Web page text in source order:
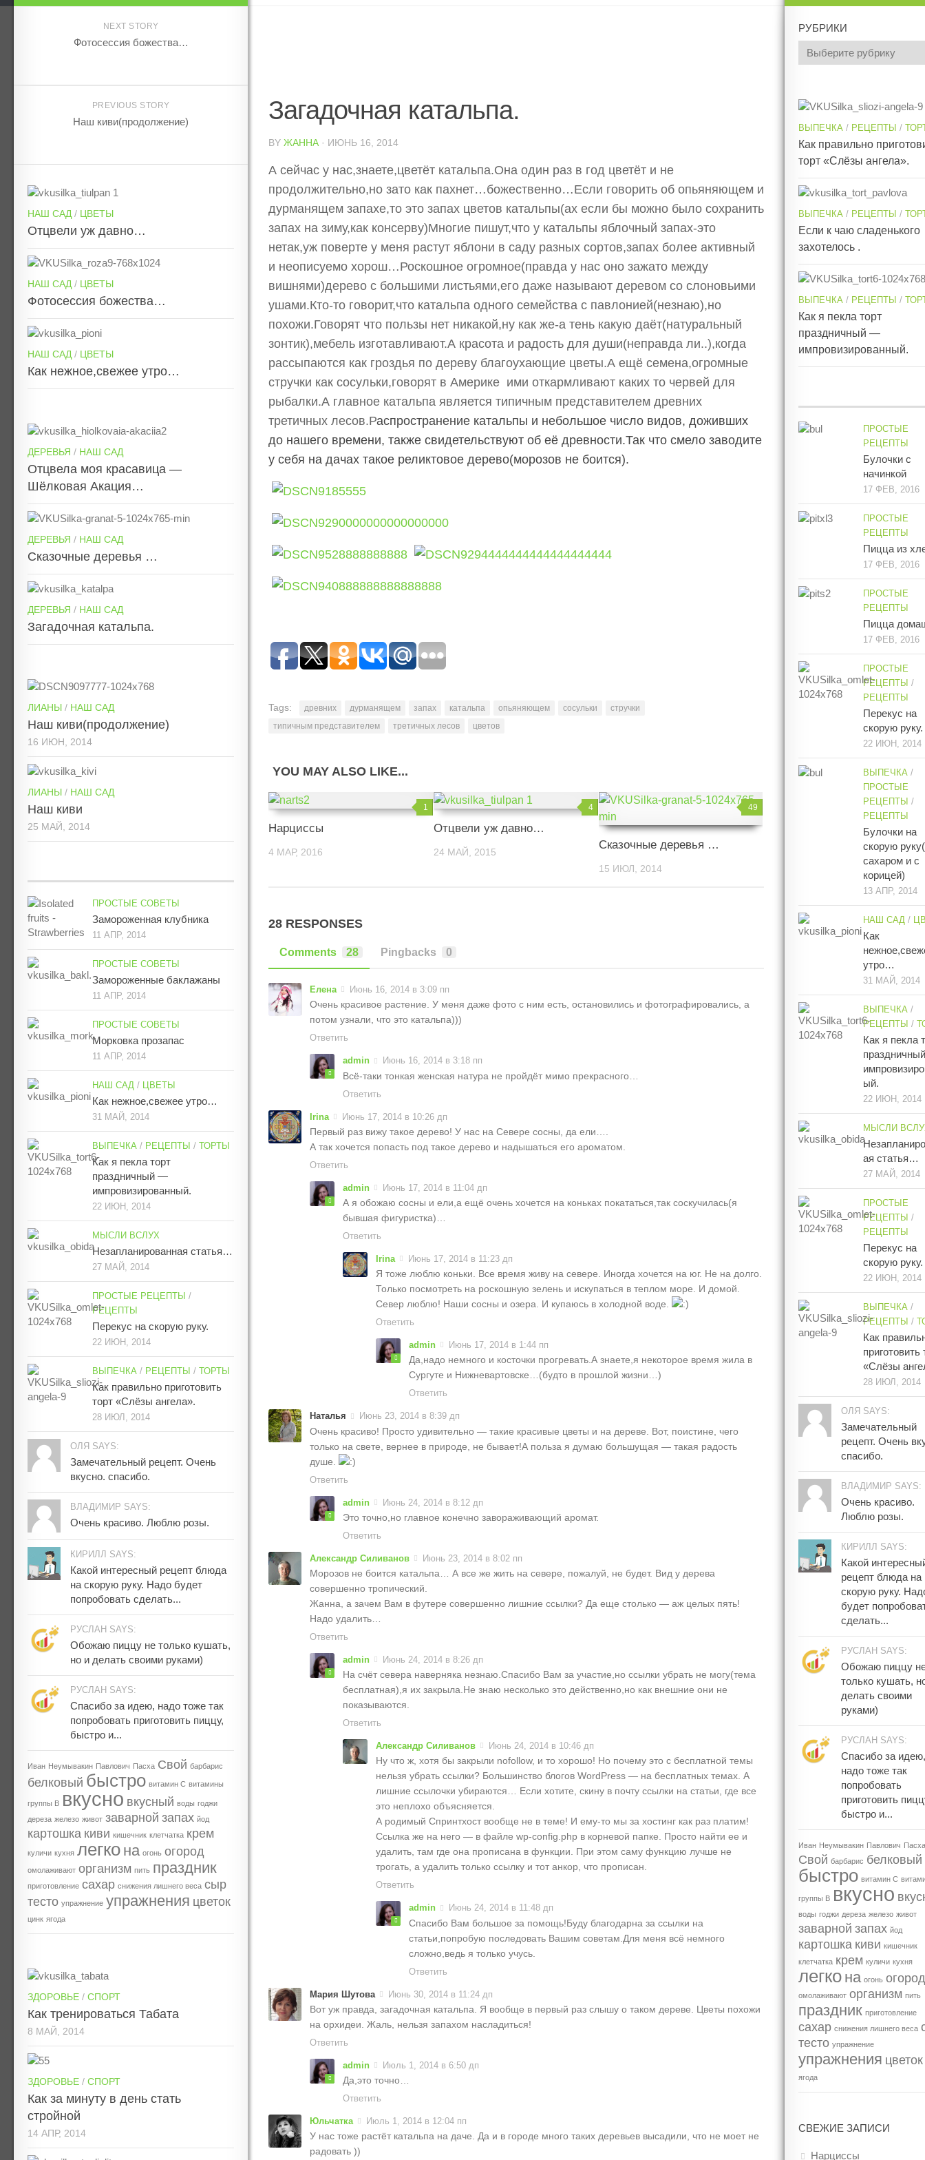
Загадочная катальпа.
BY ЖАННА · ИЮНЬ 16, 2014
А сейчас у нас,знаете,цветёт катальпа.Она один раз в год цветёт и не
продолжительно,но зато как пахнет…божественно…Если говорить об опьяняющем и
дурманящем запахе,то это запах цветов катальпы(ах если бы можно было сохранить
запах на зиму,как консерву)Многие пишут,что у катальпы яблочный запах-это
нетак,уж поверте у меня растут яблони в саду разных сортов,запах более активный
и неописуемо хорош…Роскошное огромное(правда у нас оно зажато между
вишнями)дерево с большими листьями,его даже называют деревом со слоновьими
ушами.Кто-то говорит,что катальпа одного семейства с павлонией(незнаю),но
похожи.Говорят что пользы нет никакой,ну как же-а тень какую даёт(натуральный
зонтик),мебель изготавливают.А красота и радость для души(неправда ли..),когда
рассыпаются как гроздья по дереву благоухающие цветы.А ещё семена,огромные
стручки как сосульки,говорят в Америке ими откармливают каких то червей для
рыбалки.А главное катальпа является типичным представителем древних
третичных лесов.Распространение катальпы и небольшое число видов, доживших
до нашего времени, также свидетельствуют об её древности.Так что смело заводите
у себя на дачах такое реликтовое дерево(морозов не боится).
Tags: древних дурманящем запах катальпа опьяняющем сосульки
стручки
типичным представителем
третичных лесов цветов
YOU MAY ALSO LIKE...
1
Нарциссы
4 МАР, 2016
4
Отцвели уж давно…
24 МАЙ, 2015
49
Сказочные деревья …
15 ИЮЛ, 2014
28 RESPONSES
Comments 28 Pingbacks 0
Елена Июнь 16, 2014 в 3:09 пп
Очень красивое растение. У меня даже фото с ним есть, остановились и фотографировались, а
потом узнали, что это катальпа)))
Ответить
admin Июнь 16, 2014 в 3:18 пп
Всё-таки тонкая женская натура не пройдёт мимо прекрасного…
Ответить
Irina Июнь 17, 2014 в 10:26 дп
Первый раз вижу такое дерево! У нас на Севере сосны, да ели….
А так хочется попасть под такое дерево и надышаться его ароматом.
Ответить
admin Июнь 17, 2014 в 11:04 дп
А я обожаю сосны и ели,а ещё очень хочется на коньках покататься,так соскучилась(я
бывшая фигуристка)…
Ответить
Irina Июнь 17, 2014 в 11:23 дп
Я тоже люблю коньки. Все время живу на севере. Иногда хочется на юг. Не на долго.
Только посмотреть на роскошную зелень и искупаться в теплом море. И домой.
Север люблю! Наши сосны и озера. И купаюсь в холодной воде.
Ответить
admin Июнь 17, 2014 в 1:44 пп
Да,надо немного и косточки прогревать.А знаете,я некоторое время жила в
Сургуте и Нижневартовске…(будто в прошлой жизни…)
Ответить
Наталья Июнь 23, 2014 в 8:39 дп
Очень красиво! Просто удивительно — такие красивые цветы и на дереве. Вот, поистине, чего
только на свете, вернее в природе, не бывает!А польза я думаю большущая — такая радость
душе.
Ответить
admin Июнь 24, 2014 в 8:12 дп
Это точно,но главное конечно завораживающий аромат.
Ответить
Александр Силиванов Июнь 23, 2014 в 8:02 пп
Морозов не боится катальпа… А все же жить на севере, пожалуй, не будет. Вид у дерева
совершенно тропический.
Жанна, а зачем Вам в футере совершенно лишние ссылки? Да еще столько — аж целых пять!
Надо удалить…
Ответить
admin Июнь 24, 2014 в 8:26 дп
На счёт севера наверняка незнаю.Спасибо Вам за участие,но ссылки убрать не могу(тема
бесплатная),я их закрыла.Не знаю несколько это действенно,но как внешние они не
показываются.
Ответить
Александр Силиванов Июнь 24, 2014 в 10:46 дп
Ну что ж, хотя бы закрыли nofollow, и то хорошо! Но почему это с бесплатной темы
нельзя убрать ссылки? Большинство блогов WordPress — на бесплатных темах. А
лишние ссылочки убираются… Если хотите, скину в почту ссылки на статьи, где все
это неплохо объясняется.
А родимый Спринтхост вообще не в теме! И ему-то мы за хостинг как раз платим!
Ссылка же на него — в файле wp-config.php в корневой папке. Просто найти ее и
удалить, там где она прописана в функции. При этом саму функцию лучше не
трогать, а удалить только ссылку и тот анкор, что прописан.
Ответить
admin Июнь 24, 2014 в 11:48 дп
Спасибо Вам большое за помощь!Буду благодарна за ссылки на
статьи,попробую последовать Вашим советам.Для меня всё немного
сложно,ведь я только учусь.
Ответить
Мария Шутова Июнь 30, 2014 в 11:24 дп
Вот уж правда, загадочная катальпа. Я вообще в первый раз слышу о таком дереве. Цветы похожи
на орхидеи. Жаль, нельзя запахом насладиться!
Ответить
admin Июль 1, 2014 в 6:50 дп
Да,это точно…
Ответить
Юльчатка Июль 1, 2014 в 12:04 пп
У нас тоже растёт катальпа на даче. Да и в городе много таких деревьев высадили, что не моет не
радовать ))
NEXT STORY
Фотосессия божества…
PREVIOUS STORY
Наш киви(продолжение)
НАШ САД / ЦВЕТЫ
Отцвели уж давно…
НАШ САД / ЦВЕТЫ
Фотосессия божества…
НАШ САД / ЦВЕТЫ
Как нежное,свежее утро…
ДЕРЕВЬЯ / НАШ САД
Отцвела моя красавица —
Шёлковая Акация…
ДЕРЕВЬЯ / НАШ САД
Сказочные деревья …
ДЕРЕВЬЯ / НАШ САД
Загадочная катальпа.
ЛИАНЫ / НАШ САД
Наш киви(продолжение)
16 ИЮН, 2014
ЛИАНЫ / НАШ САД
Наш киви
25 МАЙ, 2014
ПРОСТЫЕ СОВЕТЫ
Замороженная клубника
11 АПР, 2014
ПРОСТЫЕ СОВЕТЫ
Замороженные баклажаны
11 АПР, 2014
ПРОСТЫЕ СОВЕТЫ
Морковка прозапас
11 АПР, 2014
НАШ САД / ЦВЕТЫ
Как нежное,свежее утро…
31 МАЙ, 2014
ВЫПЕЧКА / РЕЦЕПТЫ / ТОРТЫ
Как я пекла торт
праздничный —
импровизированный.
22 ИЮН, 2014
МЫСЛИ ВСЛУХ
Незапланированная статья…
27 МАЙ, 2014
ПРОСТЫЕ РЕЦЕПТЫ /
РЕЦЕПТЫ
Перекус на скорую руку.
22 ИЮН, 2014
ВЫПЕЧКА / РЕЦЕПТЫ / ТОРТЫ
Как правильно приготовить
торт «Слёзы ангела».
28 ИЮЛ, 2014
ОЛЯ SAYS:
Замечательный рецепт. Очень
вкусно. спасибо.
ВЛАДИМИР SAYS:
Очень красиво. Люблю розы.
КИРИЛЛ SAYS:
Какой интересный рецепт блюда
на скорую руку. Надо будет
попробовать сделать...
РУСЛАН SAYS:
Обожаю пиццу не только кушать,
но и делать своими руками)
РУСЛАН SAYS:
Спасибо за идею, надо тоже так
попробовать приготовить пиццу,
быстро и...
Иван Неумывакин Павлович Пасха Свой барбарис
белковый быстро витамин С витамины
группы В вкусно вкусный воды годжи
дереза железо живот заварной запах йод
картошка киви кишечник клетчатка крем
куличи кухня легко на огонь огород
омолаживают организм пить праздник
приготовление сахар снижения лишнего веса сыр
тесто упражнение упражнения цветок
цинк ягода
ЗДОРОВЬЕ / СПОРТ
Как тренироваться Табата
8 МАЙ, 2014
ЗДОРОВЬЕ / СПОРТ
Как за минуту в день стать
стройной
14 АПР, 2014
РУБРИКИ
ВЫПЕЧКА / РЕЦЕПТЫ /
Как правильно
торт «Слёзы ангела».
ВЫПЕЧКА / РЕЦЕПТЫ /
Если к чаю сладенького
захотелось .
ВЫПЕЧКА / РЕЦЕПТЫ /
Как я пекла торт
праздничный —
импровизированный.
ПРОСТЫЕ
РЕЦЕПТЫ
Булочки с
начинкой
17 ФЕВ, 2016
ПРОСТЫЕ
РЕЦЕПТЫ
Пицца из
17 ФЕВ, 2016
ПРОСТЫЕ
РЕЦЕПТЫ
Пицца
17 ФЕВ, 2016
ПРОСТЫЕ
РЕЦЕПТЫ /
РЕЦЕПТЫ
Перекус на
скорую руку.
22 ИЮН, 2014
ВЫПЕЧКА /
ПРОСТЫЕ
РЕЦЕПТЫ /
РЕЦЕПТЫ
Булочки на
скорую
сахаром и с
корицей)
13 АПР, 2014
НАШ САД /
Как
утро…
31 МАЙ, 2014
ВЫПЕЧКА /
РЕЦЕПТЫ /
Как я пекла
ый.
22 ИЮН, 2014
МЫСЛИ
ая статья…
27 МАЙ, 2014
ПРОСТЫЕ
РЕЦЕПТЫ /
РЕЦЕПТЫ
Перекус на
скорую руку.
22 ИЮН, 2014
ВЫПЕЧКА /
РЕЦЕПТЫ /
Как
приготовить
«Слёзы
28 ИЮЛ, 2014
ОЛЯ SAYS:
Замечательный
рецепт. Очень
спасибо.
ВЛАДИМИР SAYS:
Очень красиво.
Люблю розы.
КИРИЛЛ SAYS:
Какой
рецепт блюда на
скорую руку.
будет
сделать...
РУСЛАН SAYS:
Обожаю пиццу
только кушать,
делать своими
руками)
РУСЛАН SAYS:
Спасибо за идею,
надо тоже так
попробовать
приготовить
быстро и...
Иван Неумывакин Павлович Пасха
Свой барбарис белковый
быстро витамин С
группы В вкусно
воды годжи дереза железо живот
заварной запах йод
картошка киви кишечник
клетчатка крем куличи кухня
легко на огонь огород
омолаживают организм пить
праздник приготовление
сахар снижения лишнего веса
тесто упражнение
упражнения цветок
ягода
СВЕЖИЕ ЗАПИСИ
Нарциссы